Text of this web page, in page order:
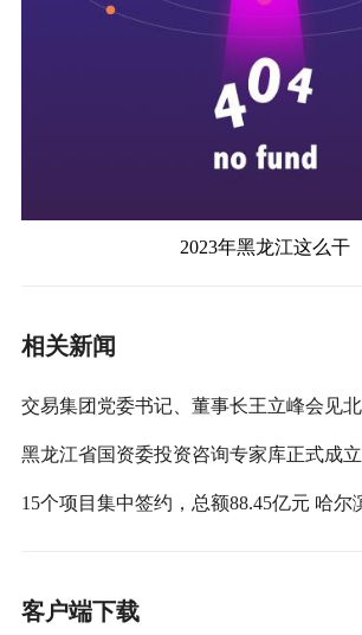
2023年黑龙江这么干
相关新闻
黑龙江省国资委投资咨询专家库正式成立
客户端下载